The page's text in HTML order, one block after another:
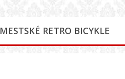
MESTSKÉ RETRO BICYKLE